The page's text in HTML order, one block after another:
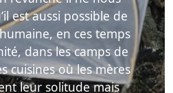
est aussi possible de
en ces temps
dans les camps de
cuisines où les mères
leur solitude mais